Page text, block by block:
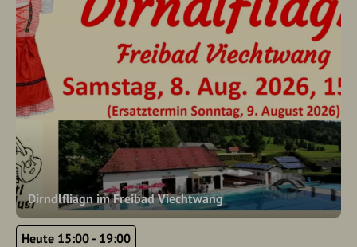
Dirndlfliagn im Freibad Viechtwang
Heute 15:00 - 19:00